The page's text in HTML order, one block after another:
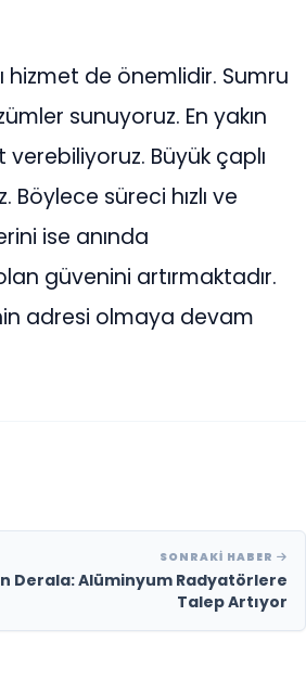
hizmet de önemlidir. Sumru
sunuyoruz. En yakın
Büyük çaplı
Böylece süreci hızlı ve
ise anında
güvenini artırmaktadır.
adresi olmaya devam
SONRAKI HABER
Derala: Alüminyum Radyatörlere
Talep Artıyor